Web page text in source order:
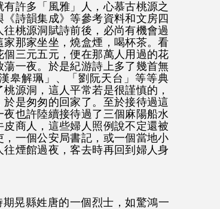
許多「風雅」人，心慕古桃源之
詩韻集成》等參考資料和文房四
桃源洞賦詩前後，必尚有機會過
那家坐坐，燒盒煙，喝杯茶。看
三元五元，便在那萬人用過的花
一夜。於是紀游詩上多了幾首無
皋解珮」、「劉阮天台」等等典
源洞，這人平常若是很謹慎的，
是匆匆的回家了。至於接待過這
也許陸續接待過了三個麻陽船水
商人，這些婦人照例說不定還被
一個公安局書記，或一個當地小
煙館過夜，客去時再回到婦人身
晃縣姓唐的一個烈士，如驚鴻一